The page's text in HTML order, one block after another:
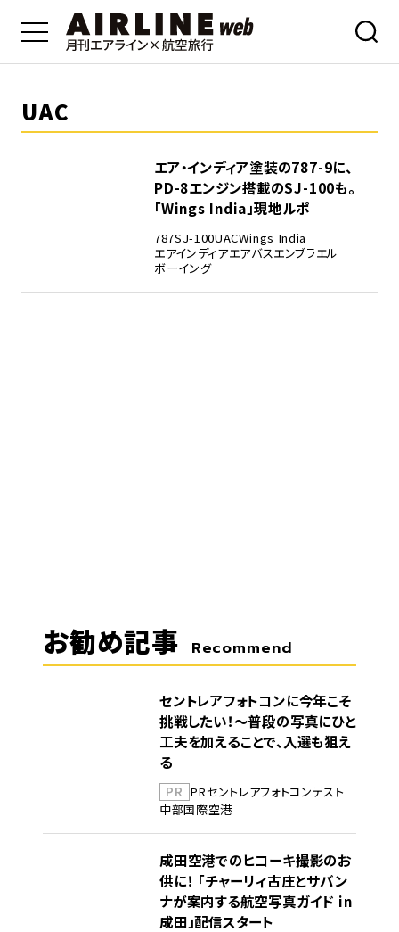
UAC
エア・インディア塗装の787-9に、
PD-8エンジン搭載のSJ-100も。
「Wings India」現地ルポ
787SJ-100UACWings India
エアインディアエアバスエンブラエル
ボーイング
お勧め記事 Recommend
セントレアフォトコンに今年こそ
挑戦したい！～普段の写真にひと
工夫を加えることで、入選も狙え
る
PR PRセントレアフォトコンテスト
中部国際空港
成田空港でのヒコーキ撮影のお
供に！ 「チャーリィ古庄とサバン
ナが案内する航空写真ガイド in
成田」配信スタート